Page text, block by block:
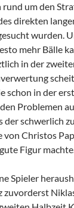
um den
direkten
wurden.
mehr Bälle
in der
schon in der
Problemen
der schwerlich
von Christos
Figur
Spieler
zuvorderst